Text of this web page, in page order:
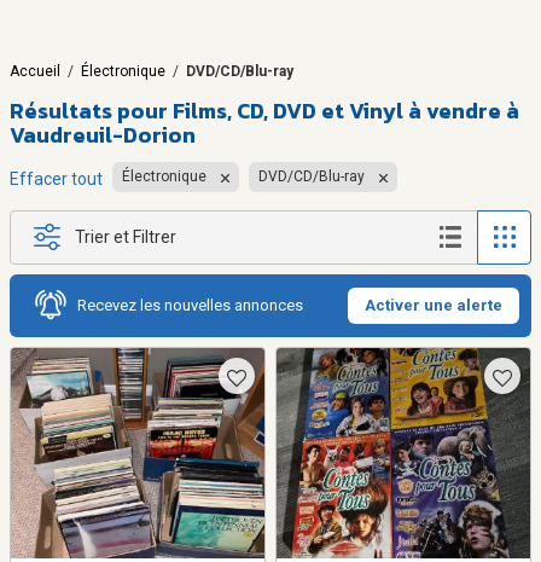
Accueil / Électronique / DVD/CD/Blu-ray
Résultats pour Films, CD, DVD et Vinyl à vendre à
Vaudreuil-Dorion
Effacer tout Électronique DVD/CD/Blu-ray
Trier et Filtrer
Recevez les nouvelles annonces Activer une alerte